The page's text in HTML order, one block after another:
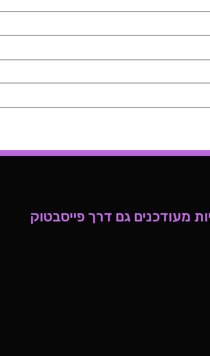
מעודכנים גם דרך פייסבטוק